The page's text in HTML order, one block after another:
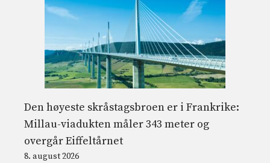
Den høyeste skråstagsbroen er i Frankrike:
Millau-viadukten måler 343 meter og
overgår Eiffeltårnet
8. august 2026